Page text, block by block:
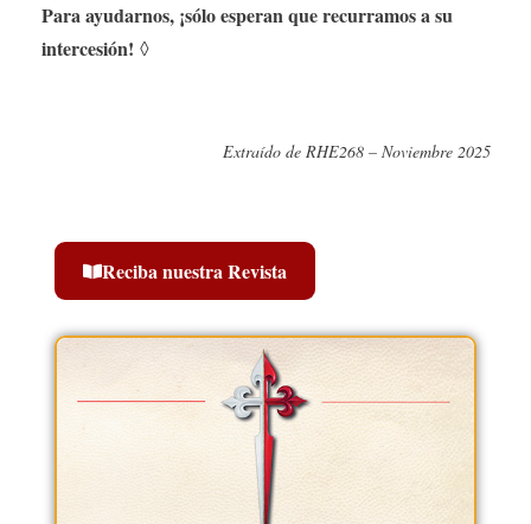
Para ayudarnos, ¡sólo esperan que recurramos a su
intercesión! ◊
Extraído de RHE268 – Noviembre 2025
Reciba nuestra Revista